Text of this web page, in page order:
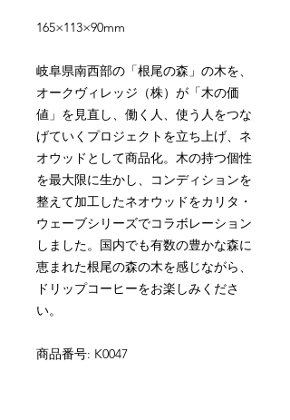
165×113×90mm
岐阜県南西部の「根尾の森」の木を、
オークヴィレッジ（株）が「木の価
値」を見直し、働く人、使う人をつな
げていくプロジェクトを立ち上げ、ネ
オウッドとして商品化。木の持つ個性
を最大限に生かし、コンディションを
整えて加工したネオウッドをカリタ・
ウェーブシリーズでコラボレーション
しました。国内でも有数の豊かな森に
恵まれた根尾の森の木を感じながら、
ドリップコーヒーをお楽しみくださ
い。
商品番号: K0047